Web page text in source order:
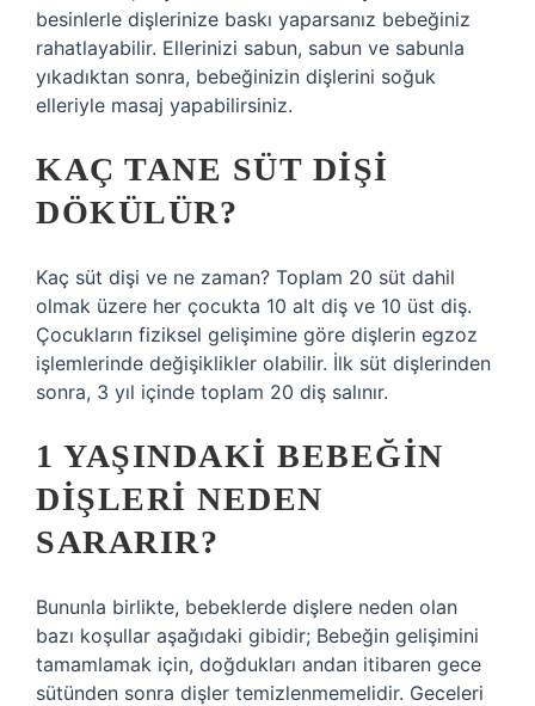
besinlerle dişlerinize baskı yaparsanız bebeğiniz
rahatlayabilir. Ellerinizi sabun, sabun ve sabunla
yıkadıktan sonra, bebeğinizin dişlerini soğuk
elleriyle masaj yapabilirsiniz.
KAÇ TANE SÜT DIŞI
DÖKÜLÜR?
Kaç süt dişi ve ne zaman? Toplam 20 süt dahil
olmak üzere her çocukta 10 alt diş ve 10 üst diş.
Çocukların fiziksel gelişimine göre dişlerin egzoz
işlemlerinde değişiklikler olabilir. İlk süt dişlerinden
sonra, 3 yıl içinde toplam 20 diş salınır.
1 YAŞINDAKI BEBEĞIN
DIŞLERI NEDEN
SARARIR?
Bununla birlikte, bebeklerde dişlere neden olan
bazı koşullar aşağıdaki gibidir; Bebeğin gelişimini
tamamlamak için, doğdukları andan itibaren gece
sütünden sonra dişler temizlenmemelidir. Geceleri